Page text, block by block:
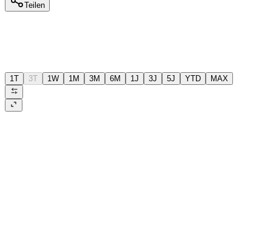
Teilen
1T 3T 1W 1M 3M 6M 1J 3J 5J YTD MAX